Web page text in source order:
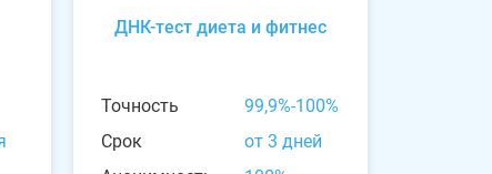
ДНК-тест диета и фитнес
Точность
99,9%-100%
Срок
от 3 дней